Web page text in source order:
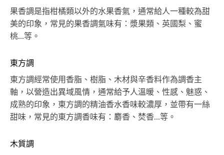
果香調是指柑橘類以外的水果香氣，通常給人一種較為甜
美的印象，常見的果香調氣味有：漿果類、英國梨、蜜
桃...等。
東方調
東方調經常使用香脂、樹脂、木材與辛香料作為調香主
軸，以營造出異域風情，通常給予人溫暖、性感、魅惑、
成熟的印象，東方調的精油香水香味較濃厚，並帶有一絲
甜味，常見的東方調香味有：麝香、焚香...等。
木質調